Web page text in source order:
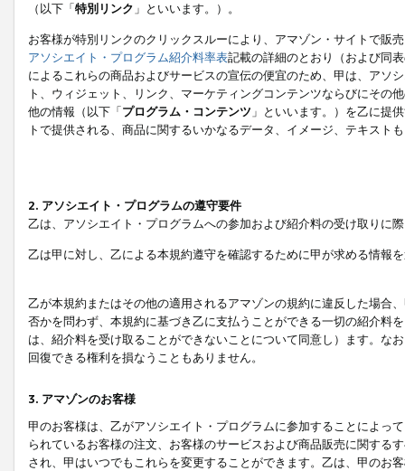
（以下「特別リンク 」といいます。）。
お客様が特別リンクのクリックスルーにより、アマゾン・サイトで販
アソシエイト・プログラム紹介料率表記載の詳細のとおり（および同
によるこれらの商品およびサービスの宣伝の便宜のため、甲は、アソ
ト、ウィジェット、リンク、マーケティングコンテンツならびにその
他の情報（以下「プログラム・コンテンツ 」といいます。）を乙に提
トで提供される、商品に関するいかなるデータ、イメージ、テキス
2. アソシエイト・プログラムの遵守要件
乙は、アソシエイト・プログラムへの参加および紹介料の受け取りに
乙は甲に対し、乙による本規約遵守を確認するために甲が求める情報
乙が本規約またはその他の適用されるアマゾンの規約に違反した場合
否かを問わず、本規約に基づき乙に支払うことができる一切の紹介料
は、紹介料を受け取ることができないことについて同意し）ます。な
回復できる権利を損なうこともありません。
3. アマゾンのお客様
甲のお客様は、乙がアソシエイト・プログラムに参加することによっ
られているお客様の注文、お客様のサービスおよび商品販売に関する
され、甲はいつでもこれらを変更することができます。乙は、甲のお